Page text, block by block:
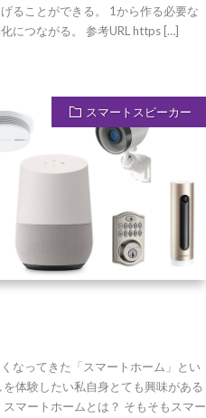
ることができる。 1から作る必要な
につながる。 参考URL https […]
スマートスピーカー
なってきた「スマートホーム」とい
体験したい私自身とても興味がある
マートホームとは？ そもそもスマー